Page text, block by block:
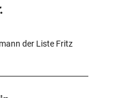
der Liste Fritz